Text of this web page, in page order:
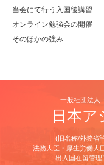
当会にて行う入国後講習
オンライン勉強会の開催
そのほかの強み
一般社団法人
日本ア
(旧名称/外務省
法務大臣・厚生労働大
出⼊国在留管理